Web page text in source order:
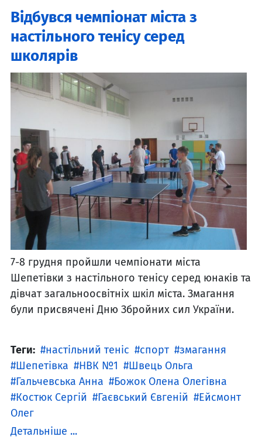
Відбувся чемпіонат міста з
настільного тенісу серед
школярів
7-8 грудня пройшли чемпіонати міста
Шепетівки з настільного тенісу серед юнаків та
дівчат загальноосвітніх шкіл міста. Змагання
були присвячені Дню Збройних сил України.
Теги: настільний теніс спорт
змагання
Шепетівка
НВК №1
Швець Ольга
Гальчевська Анна
Божок Олена Олегівна
Костюк Сергій
Гаєвський Євгеній
Ейсмонт
Олег
Детальніше ...